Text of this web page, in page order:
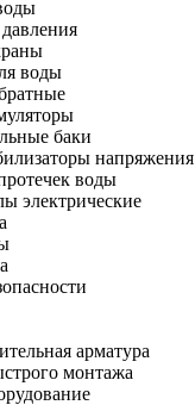
воды
баки
напряжения
воды
электрические
арматура
монтажа